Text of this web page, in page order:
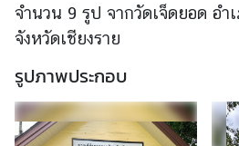
ะ
ช
ช
น
จำนวน 9 รูป จากวัดเจ็ดยอด อำเ
จังหวัดเชียงราย
รูปภาพประกอบ